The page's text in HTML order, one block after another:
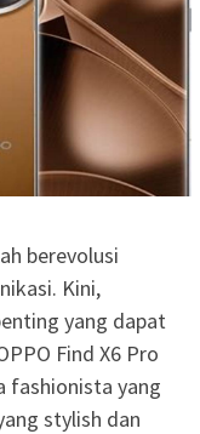
berevolusi
Kini,
yang dapat
Find X6 Pro
fashionista yang
stylish dan